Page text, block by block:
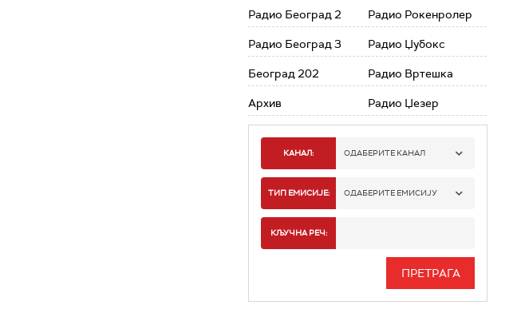
Радио Београд 2
Радио Београд 3
Београд 202
Архив
Радио Рокенролер
Радио Џубокс
Радио Вртешка
Радио Џезер
КАНАЛ: ОДАБЕРИТЕ КАНАЛ
РАДИО БЕОГРАД 1
РАДИО БЕОГРАД 3
ТИП ЕМИСИЈЕ: ОДАБЕРИТЕ ЕМИСИЈУ
ИНФО
КЉУЧНА РЕЧ: